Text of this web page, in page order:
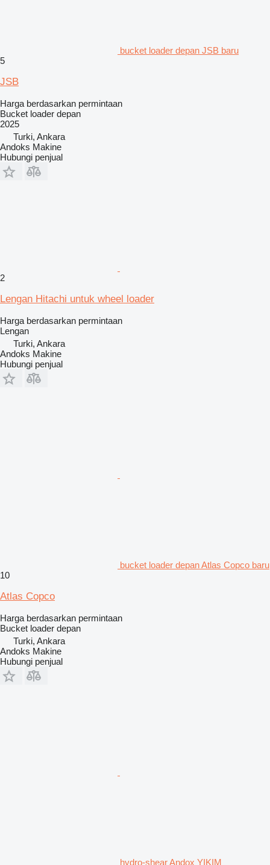
bucket loader depan JSB baru
5
JSB
Harga berdasarkan permintaan
Bucket loader depan
2025
Turki, Ankara
Andoks Makine
Hubungi penjual
2
Lengan Hitachi untuk wheel loader
Harga berdasarkan permintaan
Lengan
Turki, Ankara
Andoks Makine
Hubungi penjual
bucket loader depan Atlas Copco baru
10
Atlas Copco
Harga berdasarkan permintaan
Bucket loader depan
Turki, Ankara
Andoks Makine
Hubungi penjual
hydro-shear Andox YIKIM